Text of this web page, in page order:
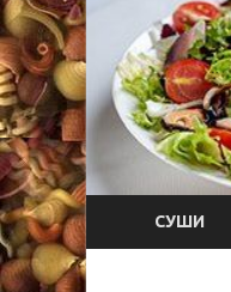
СУШИ